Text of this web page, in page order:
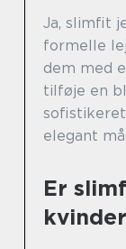
Ja, slimfit
formelle
dem med
tilføje en
elegant
Er